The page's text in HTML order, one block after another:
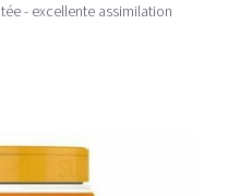
- excellente assimilation